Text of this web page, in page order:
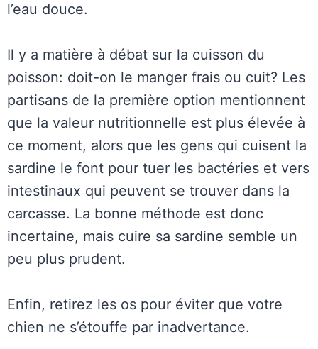
l’eau douce.
Il y a matière à débat sur la cuisson du
poisson: doit-on le manger frais ou cuit? Les
partisans de la première option mentionnent
que la valeur nutritionnelle est plus élevée à
ce moment, alors que les gens qui cuisent la
sardine le font pour tuer les bactéries et vers
intestinaux qui peuvent se trouver dans la
carcasse. La bonne méthode est donc
incertaine, mais cuire sa sardine semble un
peu plus prudent.
Enfin, retirez les os pour éviter que votre
chien ne s’étouffe par inadvertance.